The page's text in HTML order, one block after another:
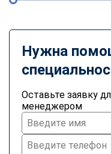
Нужна
Оставьте заявку
менеджером